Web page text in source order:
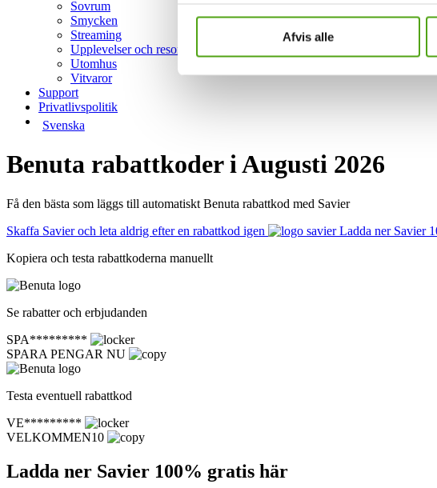
Afvis alle
Sovrum
Smycken
Streaming
Upplevelser och resor
Utomhus
Vitvaror
Support
Privatlivspolitik
Svenska
Benuta rabattkoder i Augusti 2026
Få den bästa som läggs till automatiskt Benuta rabattkod med Savier
Skaffa Savier och leta aldrig efter en rabattkod igen
Ladda ner Savier
Kopiera och testa rabattkoderna manuellt
Se rabatter och erbjudanden
SPA*********
SPARA PENGAR NU
Testa eventuell rabattkod
VE*********
VELKOMMEN10
Ladda ner Savier 100% gratis här